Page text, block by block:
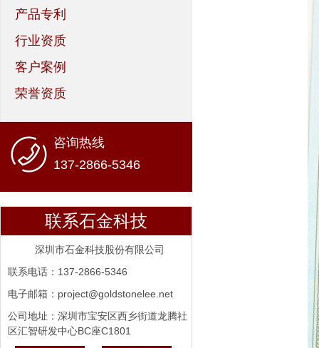
产品专利
行业资质
客户案例
荣誉资质
咨询热线
137-2866-5346
联系石金科技
深圳市石金科技股份有限公司
联系电话：137-2866-5346
电子邮箱：project@goldstonelee.net
公司地址：深圳市宝安区西乡街道龙腾社
区汇智研发中心BC座C1801